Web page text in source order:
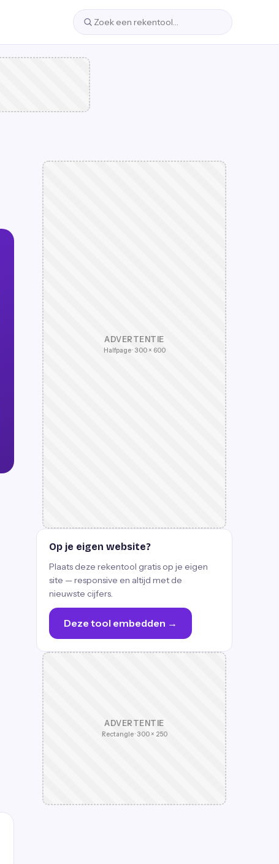
ADVERTENTIE
Halfpage · 300 × 600
Op je eigen website?
Plaats deze rekentool gratis op je eigen
site — responsive en altijd met de
nieuwste cijfers.
Deze tool embedden →
ADVERTENTIE
Rectangle · 300 × 250